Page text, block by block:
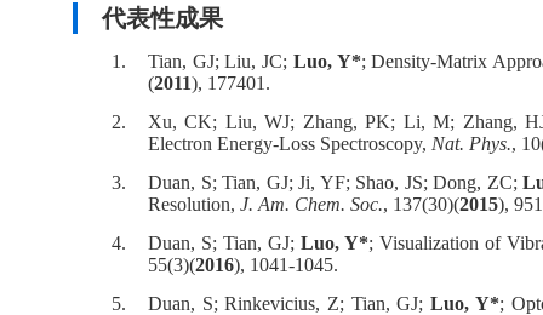
代表性成果
1. Tian, GJ; Liu, JC; Luo, Y*; Density-Matrix
(2011), 177401.
2.
Xu, CK; Liu, WJ; Zhang, PK; Li, M; Zhang,
Electron Energy-Loss Spectroscopy, Nat. Phys.,
3.
Duan, S; Tian, GJ; Ji, YF; Shao, JS; Dong, ZC;
Resolution, J. Am. Chem. Soc., 137(30)(2015),
4.
Duan, S; Tian, GJ; Luo, Y*; Visualization of
55(3)(2016), 1041-1045.
5.
Duan, S; Rinkevicius, Z; Tian, GJ;Luo, Y*;